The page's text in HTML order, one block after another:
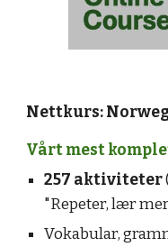
Nettkurs:
Vårt mest
257 aktiviteter
"Repeter, lær
Vokabular,